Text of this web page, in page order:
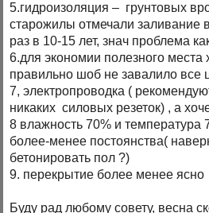
5.гидроизоляция – грунтовых
старожилы отмечали заливание
раз в 10-15 лет, знач проблема
6.для экономии полезного места
правильно шоб не завалило все
7, электропроводка (
никаких силовых резеток) , а
8 влажность 70% и температура
более-менее постоянства(
бетонировать пол ?)
9. перекрытие более менее ясно
Буду рад любому совету, весна